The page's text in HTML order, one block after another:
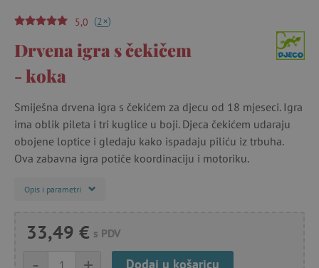
5,0 (2+)
Drvena igra s čekičem
- koka
Smiješna drvena igra s čekićem za djecu od 18 mjeseci. Igra
ima oblik pileta i tri kuglice u boji. Djeca čekićem udaraju
obojene loptice i gledaju kako ispadaju piliću iz trbuha.
Ova zabavna igra potiče koordinaciju i motoriku.
Opis i parametri
33,49 € s PDV
Dodaj u košaricu